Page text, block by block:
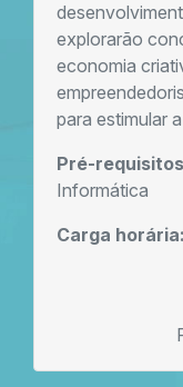
explorarão
economia
para estimular
Pré-
Informática
Carga horária: